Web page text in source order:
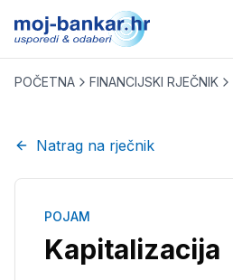
POČETNA FINANCIJSKI RJEČNIK
Natrag na rječnik
POJAM
Kapitalizacija